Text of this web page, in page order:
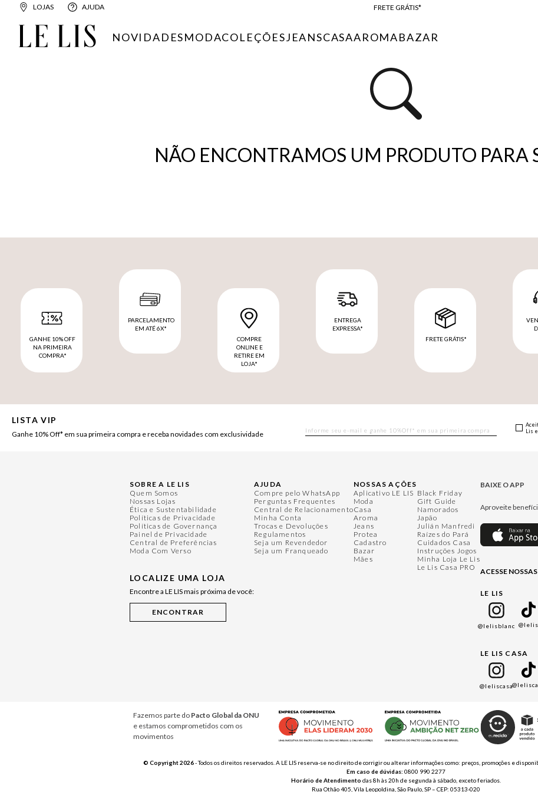
LOJAS AJUDA
FRETE GRÁTIS*
10% OFF NA PRIMEIRA COMPRA*
NOVIDADESMODACOLEÇÕESJEANSCASAAROMABAZAR
NÃO ENCONTRAMOS UM PRODUTO PARA
GANHE 10% OFF
NA PRIMEIRA
COMPRA*
PARCELAMENTO
EM ATÉ 6X*
COMPRE
ONLINE E
RETIRE EM
LOJA*
ENTREGA
EXPRESSA*
FRETE GRÁTIS*
LISTA VIP
Ganhe 10% Off* em sua primeira compra e receba novidades com exclusividade
Lis
SOBRE A LE LIS
Quem Somos
Nossas Lojas
Ética e Sustentabilidade
Políticas de Privacidade
Políticas de Governança
Painel de Privacidade
Central de Preferências
Moda Com Verso
LOCALIZE UMA LOJA
Encontre a LE LIS mais próxima de você:
AJUDA
Compre pelo WhatsApp
Perguntas Frequentes
Central de Relacionamento
Minha Conta
Trocas e Devoluções
Regulamentos
Seja um Revendedor
Seja um Franqueado
NOSSAS AÇÕES
Aplicativo LE LIS
Moda
Casa
Aroma
Jeans
Protea
Cadastro
Bazar
Mães
Black Friday
Gift Guide
Namorados
Japão
Julián Manfredi
Raízes do Pará
Cuidados Casa
Instruções Jogos
Minha Loja Le Lis
Le Lis Casa PRO
BAIXE O APP
Aproveite
ACESSE
LE LIS
@lelisblanc @lelis
LE LIS CASA
@leliscasa
Fazemos parte do Pacto Global da ONU
e estamos comprometidos com os
movimentos
© Copyright 2026- Todos os direitos reservados. A LE LIS reserva-se no direito de corrigir ou alterar informações como: preços, promoções e
Em caso de dúvidas: 0800 990 2277
Horário de Atendimento das 8h às 20h de segunda à sábado, exceto feriados.
Rua Othão 405, Vila Leopoldina, São Paulo, SP – CEP: 05313-020